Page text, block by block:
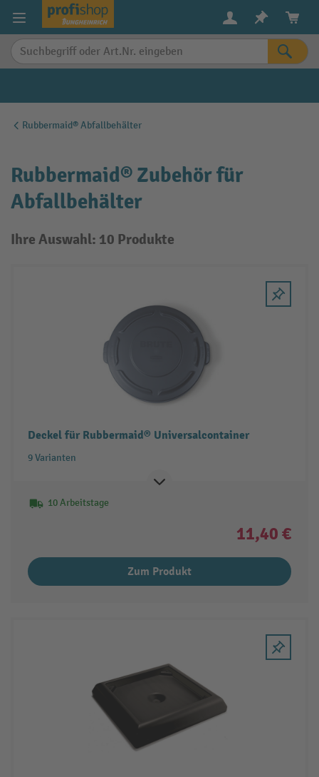
springen
Rubbermaid® Abfallbehälter
Rubbermaid® Zubehör für
Abfallbehälter
Ihre Auswahl: 10 Produkte
Deckel für Rubbermaid® Universalcontainer
9 Varianten
10 Arbeitstage
11,40 €
Zum Produkt